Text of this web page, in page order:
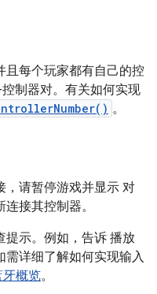
且每个玩家都有自己的控
制器对。有关如何实现
。
，请暂停游戏并显示 对
接其控制器。
提示。例如，告诉 播放
需详细了解如何实现输入
牙概览。